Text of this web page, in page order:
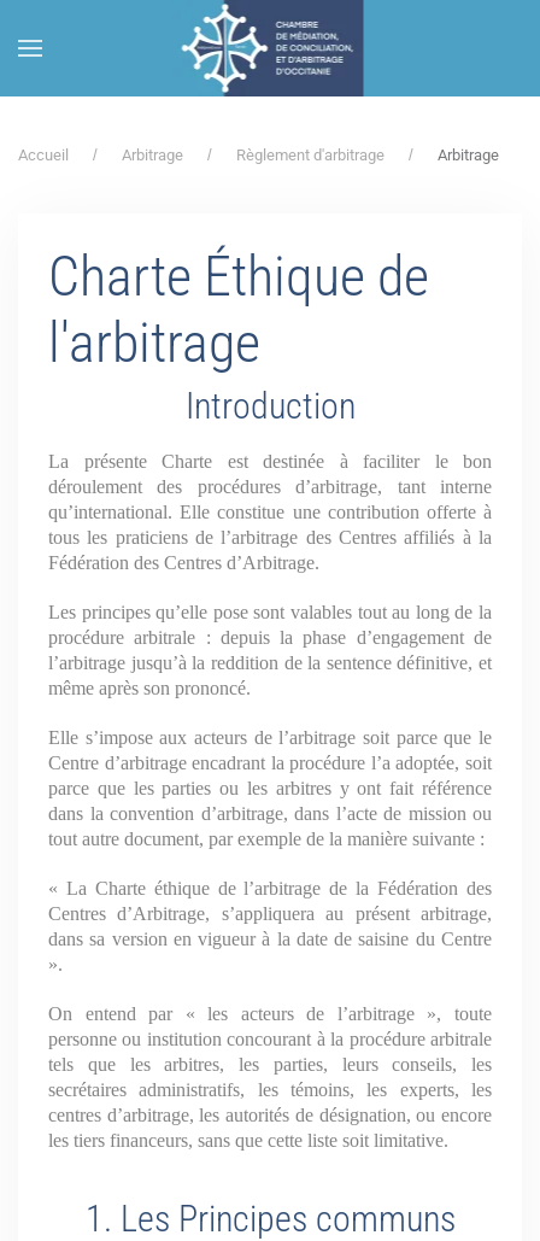
Accéder au contenu principal
Accueil Arbitrage Règlement d'arbitrage Arbitrage
Charte Éthique de
l'arbitrage
Introduction
La présente Charte est destinée à faciliter le bon
déroulement des procédures d’arbitrage, tant interne
qu’international. Elle constitue une contribution offerte à
tous les praticiens de l’arbitrage des Centres affiliés à la
Fédération des Centres d’Arbitrage.
Les principes qu’elle pose sont valables tout au long de la
procédure arbitrale : depuis la phase d’engagement de
l’arbitrage jusqu’à la reddition de la sentence définitive, et
même après son prononcé.
Elle s’impose aux acteurs de l’arbitrage soit parce que le
Centre d’arbitrage encadrant la procédure l’a adoptée, soit
parce que les parties ou les arbitres y ont fait référence
dans la convention d’arbitrage, dans l’acte de mission ou
tout autre document, par exemple de la manière suivante :
« La Charte éthique de l’arbitrage de la Fédération des
Centres d’Arbitrage, s’appliquera au présent arbitrage,
dans sa version en vigueur à la date de saisine du Centre
».
On entend par « les acteurs de l’arbitrage », toute
personne ou institution concourant à la procédure arbitrale
tels que les arbitres, les parties, leurs conseils, les
secrétaires administratifs, les témoins, les experts, les
centres d’arbitrage, les autorités de désignation, ou encore
les tiers financeurs, sans que cette liste soit limitative.
1. Les Principes communs